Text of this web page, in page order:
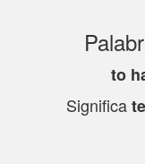
to
Significa